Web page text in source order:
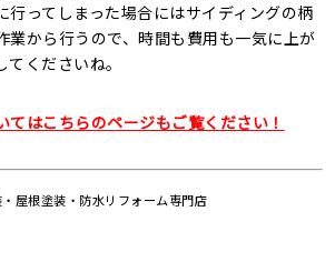
行ってしまった場合にはサイディングの柄
業から行うので、時間も費用も一気に上が
くださいね。
てはこちらのページもご覧ください！
屋根塗装・防水リフォーム専門店